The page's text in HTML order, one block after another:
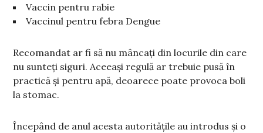
Vaccin pentru rabie
Vaccinul pentru febra Dengue
Recomandat ar fi să nu mâncați din locurile din care
nu sunteți siguri. Aceeași regulă ar trebuie pusă în
practică și pentru apă, deoarece poate provoca boli
la stomac.
Începând de anul acesta autoritățile au introdus și o